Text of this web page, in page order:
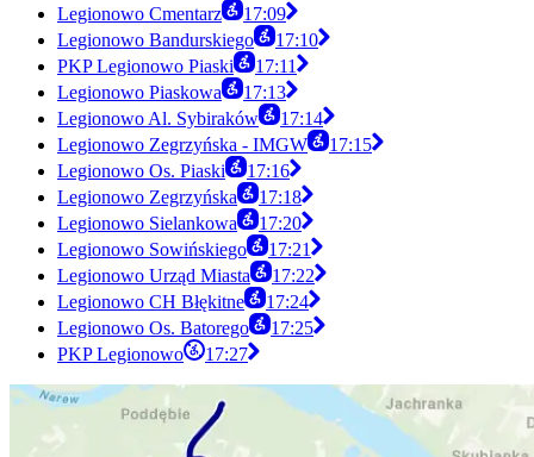
Legionowo Cmentarz
17:09
Legionowo Bandurskiego
17:10
PKP Legionowo Piaski
17:11
Legionowo Piaskowa
17:13
Legionowo Al. Sybiraków
17:14
Legionowo Zegrzyńska - IMGW
17:15
Legionowo Os. Piaski
17:16
Legionowo Zegrzyńska
17:18
Legionowo Sielankowa
17:20
Legionowo Sowińskiego
17:21
Legionowo Urząd Miasta
17:22
Legionowo CH Błękitne
17:24
Legionowo Os. Batorego
17:25
PKP Legionowo
17:27